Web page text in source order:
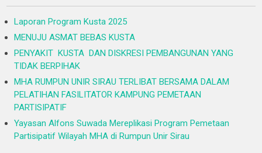
Laporan Program Kusta 2025
MENUJU ASMAT BEBAS KUSTA
PENYAKIT KUSTA DAN DISKRESI PEMBANGUNAN YANG
TIDAK BERPIHAK
MHA RUMPUN UNIR SIRAU TERLIBAT BERSAMA DALAM
PELATIHAN FASILITATOR KAMPUNG PEMETAAN
PARTISIPATIF
Yayasan Alfons Suwada Mereplikasi Program Pemetaan
Partisipatif Wilayah MHA di Rumpun Unir Sirau